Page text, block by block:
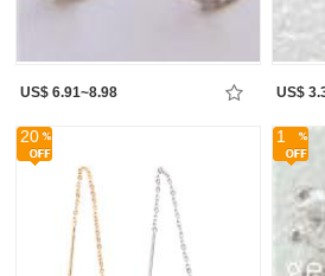
US$ 6.91~8.98 US$
20 1